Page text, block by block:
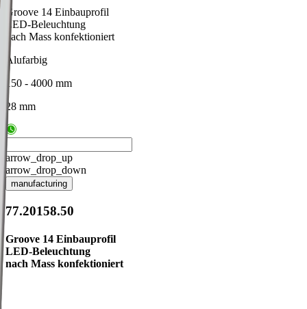
Groove 14 Einbauprofil
LED-Beleuchtung
nach Mass konfektioniert
Alufarbig
150 - 4000 mm
28 mm
arrow_drop_up
arrow_drop_down
manufacturing
77.20158.50
Groove 14 Einbauprofil
LED-Beleuchtung
nach Mass konfektioniert